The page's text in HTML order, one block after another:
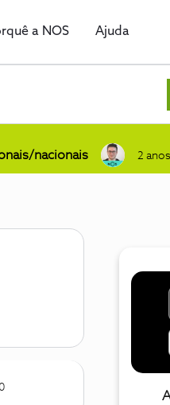
a NOS Ajuda
nacionais 2
0